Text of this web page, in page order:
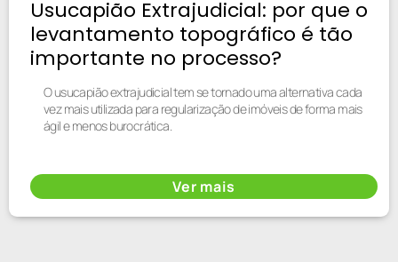
Usucapião Extrajudicial: por que o
levantamento topográfico é tão
importante no processo?
O usucapião extrajudicial tem se tornado uma alternativa cada
vez mais utilizada para regularização de imóveis de forma mais
ágil e menos burocrática.
Ver mais